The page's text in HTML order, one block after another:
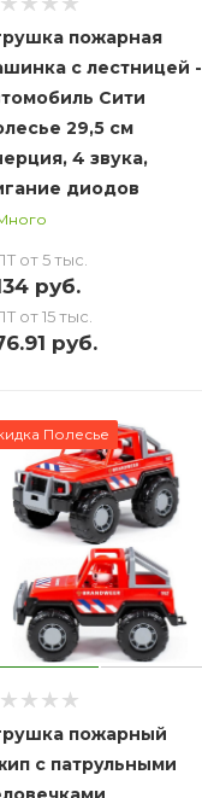
пожарная
с лестницей -
Сити
29,5 см
4 звука,
диодов
от 5 тыс.
руб.
от 15 тыс.
руб.
Полесье
пожарный
с патрульными